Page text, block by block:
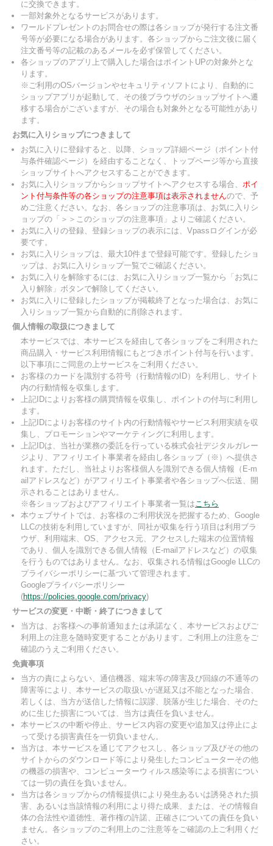
に交換できます。
一部対象外となるサービスがあります。
ワールドプレゼントのお問合せの際は各ショップが発行する注文番
号等が必要になる場合があります。各ショップからご注文後に届く
注文番号等の記載のあるメールを必ず保管してください。
各ショップのアプリ上で購入した場合はポイントUPの対象外とな
ります。
※ご利用のOSバージョンやセキュリティソフトにより、自動的に
ショップアプリが起動して、その後ブラウザのショップサイトへ遷
移する場合がございますが、その場合も対象外となる可能性があり
ます。
お気に入りショップにつきまして
お気に入りに登録すると、以降、ショップ詳細ページ（ポイント付
与条件確認ページ）を経由することなく、トップページ等から直接
ショップサイトへアクセスすることができます。
お気に入りショップからショップサイトへアクセスする場合、 ポイ
ント付与条件等の各ショップの注意事項は表示されませんので、予
めご注意ください。なお、各ショップの注意事項は、お気に入りシ
ョップの「＞＞このショップの注意事項」よりご確認ください。
お気に入りの登録、登録ショップの表示には、Vpassログインが必
要です。
お気に入りショップは、最大10件まで登録可能です。登録したショ
ップは、お気に入りショップ一覧でご確認ください。
お気に入りを解除するには、お気に入りショップ一覧から「お気に
入り解除」ボタンで解除してください。
お気に入りに登録したショップが掲載終了となった場合は、お気に
入りショップ一覧から自動的に削除されます。
個人情報の取扱につきまして
本サービスでは、本サービスを経由して各ショップをご利用された
商品購入・サービス利用情報にもとづきポイント付与を行います。
以下事項にご同意の上サービスをご利用ください。
お客様のカードを識別する符号（行動情報のID）を利用し、サイト
内の行動情報を収集します。
上記IDによりお客様の購買情報を収集し、ポイントの付与に利用し
ます。
上記IDによりお客様のサイト内の行動情報やサービス利用実績を収
集し、プロモーションやマーケティングに利用します。
上記IDは、当社が業務の委託を行っている株式会社デジタルガレー
ジより、アフィリエイト事業者を経由し各ショップ（※）へ提供さ
れます。ただし、当社よりお客様個人を識別できる個人情報（E-m
ailアドレスなど）がアフィリエイト事業者や各ショップへ伝送、開
示されることはありません。
※各ショップおよびアフィリエイト事業者一覧はこちら
本ウェブサイトでは、お客様のご利用状況を把握するため、Google
LLCの技術を利用していますが、同社が収集を行う項目は利用ブラ
ウザ、利用端末、OS、アクセス元、アクセスした端末の位置情報
であり、個人を識別できる個人情報（E-mailアドレスなど）の収集
を行うものではありません。なお、収集される情報はGoogle LLCの
プライバシーポリシーに基づいて管理されます。
Googleプライバシーポリシー
(https://policies.google.com/privacy)
サービスの変更・中断・終了につきまして
当方は、お客様への事前通知または承諾なく、本サービスおよびご
利用上の注意を随時変更することがあります。ご利用上の注意をご
確認のうえご利用ください。
免責事項
当方の責によらない、通信機器、端末等の障害及び回線の不通等の
障害等により、本サービスの取扱いが遅延又は不能となった場合、
若しくは、当方が送信した情報に誤謬、脱落が生じた場合、そのた
めに生じた損害については、当方は責任を負いません。
本サービスの中断や停止、サービス内容の変更や追加又は停止によ
って受ける損害責任を一切負いません。
当方は、本サービスを通じてアクセスし、各ショップ及びその他の
サイトからのダウンロード等により発生したコンピューターその他
の機器の損害や、コンピューターウィルス感染等による損害につい
ては一切の責任を負いません。
当方は各ショップからの情報提供により発生あるいは誘発された損
害、あるいは当該情報の利用により得た成果、または、その情報自
体の合法性や道徳性、著作権の許諾、正確さについての責任を負い
ません。各ショップのご利用上のご注意等をご確認の上ご利用くだ
さい。